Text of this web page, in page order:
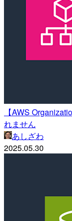
【AWS
れません
あしざわ
2025.05.30